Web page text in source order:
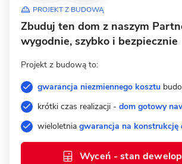
PROJEKT Z BUDOWĄ
Zbuduj ten dom z naszym
wygodnie, szybko i bezpiecznie
Projekt z budową to:
gwarancja niezmiennego kosztu
krótki czas realizacji - dom gotowy
wieloletnia gwarancja na konstrukcję
Wyceń - stan